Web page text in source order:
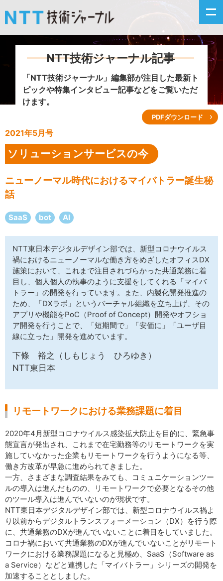
新着情報
掲載月毎記事
イベントカレンダー
NTT技術ジャーナル記事
「NTT技術ジャーナル」編集部が注目した最新ト
ピックや特集インタビュー記事などをご覧いただ
けます。
PDFダウンロード
2021年5月号
ソリューションサービスの今
ニューノーマル時代におけるマイバトラー誕生秘
話
SaaS bot AI
NTT東日本デジタルデザイン部では、新型コロナウイルス
禍におけるニューノーマルな働き方をめざしたオフィスDX
施策において、これまで注目されづらかった共通業務に着
目し、個人個人の執事のように支援をしてくれる「マイバ
トラー」の開発を行っています。また、内製化開発推進の
ため、「DXラボ」というバーチャル組織を立ち上げ、その
アプリや機能をPoC（Proof of Concept）開発やオフショ
ア開発を行うことで、「短期間で」「安価に」「ユーザ目
線に立った」開発を進めています。
下條 裕之（しもじょう ひろゆき）
NTT東日本
リモートワークにおける業務課題に着目
2020年4月新型コロナウイルス感染拡大防止を目的に、緊急事
態宣言が発出され、これまで在宅勤務等のリモートワークを実
施していなかった企業もリモートワークを行うようになる等、
働き方改革が早急に進められてきました。
一方、さまざまな調査結果をみても、コミュニケーションツー
ルの導入は進んだものの、リモートワークで必要となるその他
のツール導入は進んでいないのが現状です。
NTT東日本デジタルデザイン部では、新型コロナウイルス禍よ
り以前からデジタルトランスフォーメーション（DX）を行う際
に、共通業務のDXが進んでいないことに着目をしていました。
コロナ禍において共通業務のDXが進んでいないことがリモート
ワークにおける業務課題になると見極め、SaaS（Software as
a Service）などと連携した「マイバトラー」シリーズの開発を
加速することとしました。